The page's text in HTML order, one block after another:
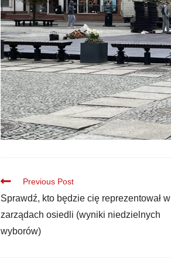
Previous Post
Sprawdź, kto będzie cię reprezentował w
zarządach osiedli (wyniki niedzielnych
wyborów)